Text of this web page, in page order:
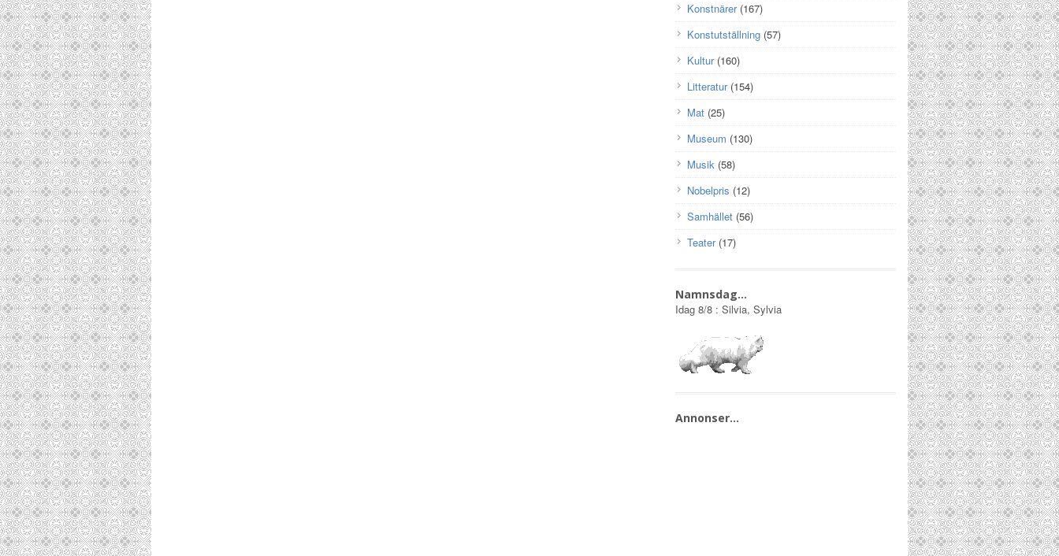
Konstnärer(167)
Konstutställning (57)
Kultur(160)
Litteratur(154)
Mat (25)
Museum (130)
Musik (58)
Nobelpris (12)
Samhället (56)
Teater(17)
Namnsdag…
Idag 8/8 : Silvia, Sylvia
Annonser…